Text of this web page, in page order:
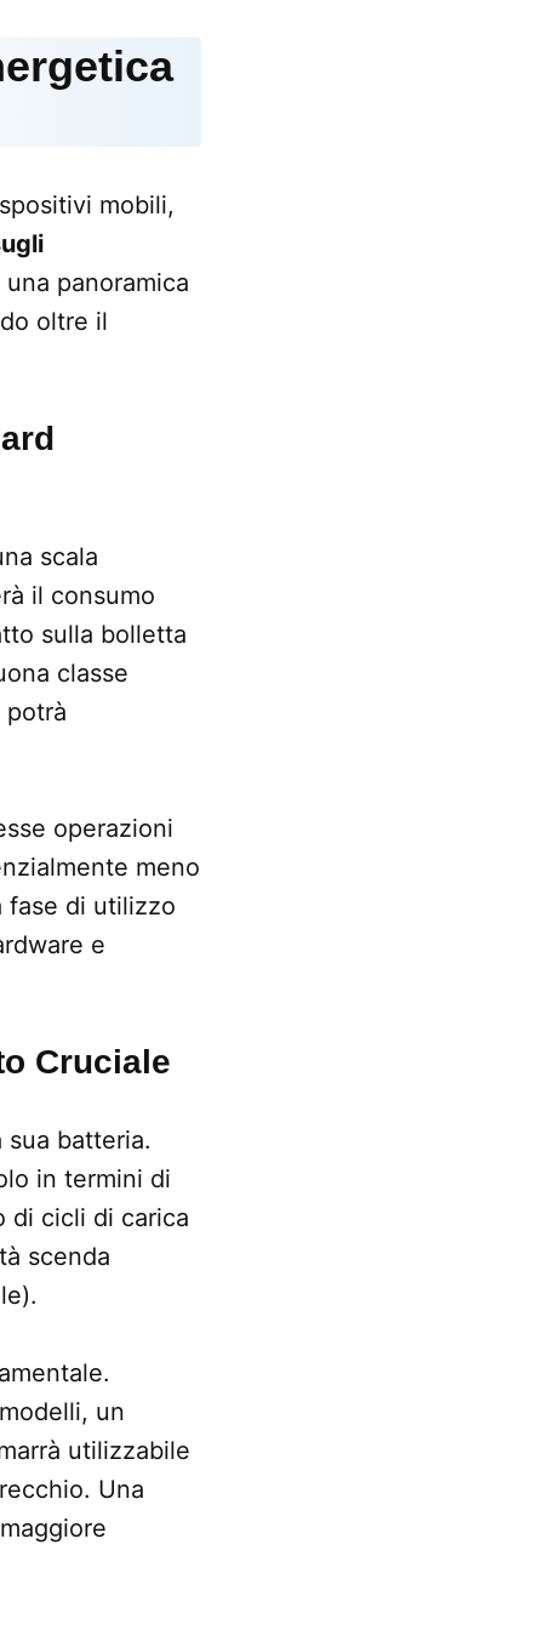
mobili,
panoramica
oltre il
scala
il consumo
sulla bolletta
classe
potrà
operazioni
meno
fase di utilizzo
e
Cruciale
batteria.
in termini di
di cicli di carica
scenda
un
utilizzabile
Una